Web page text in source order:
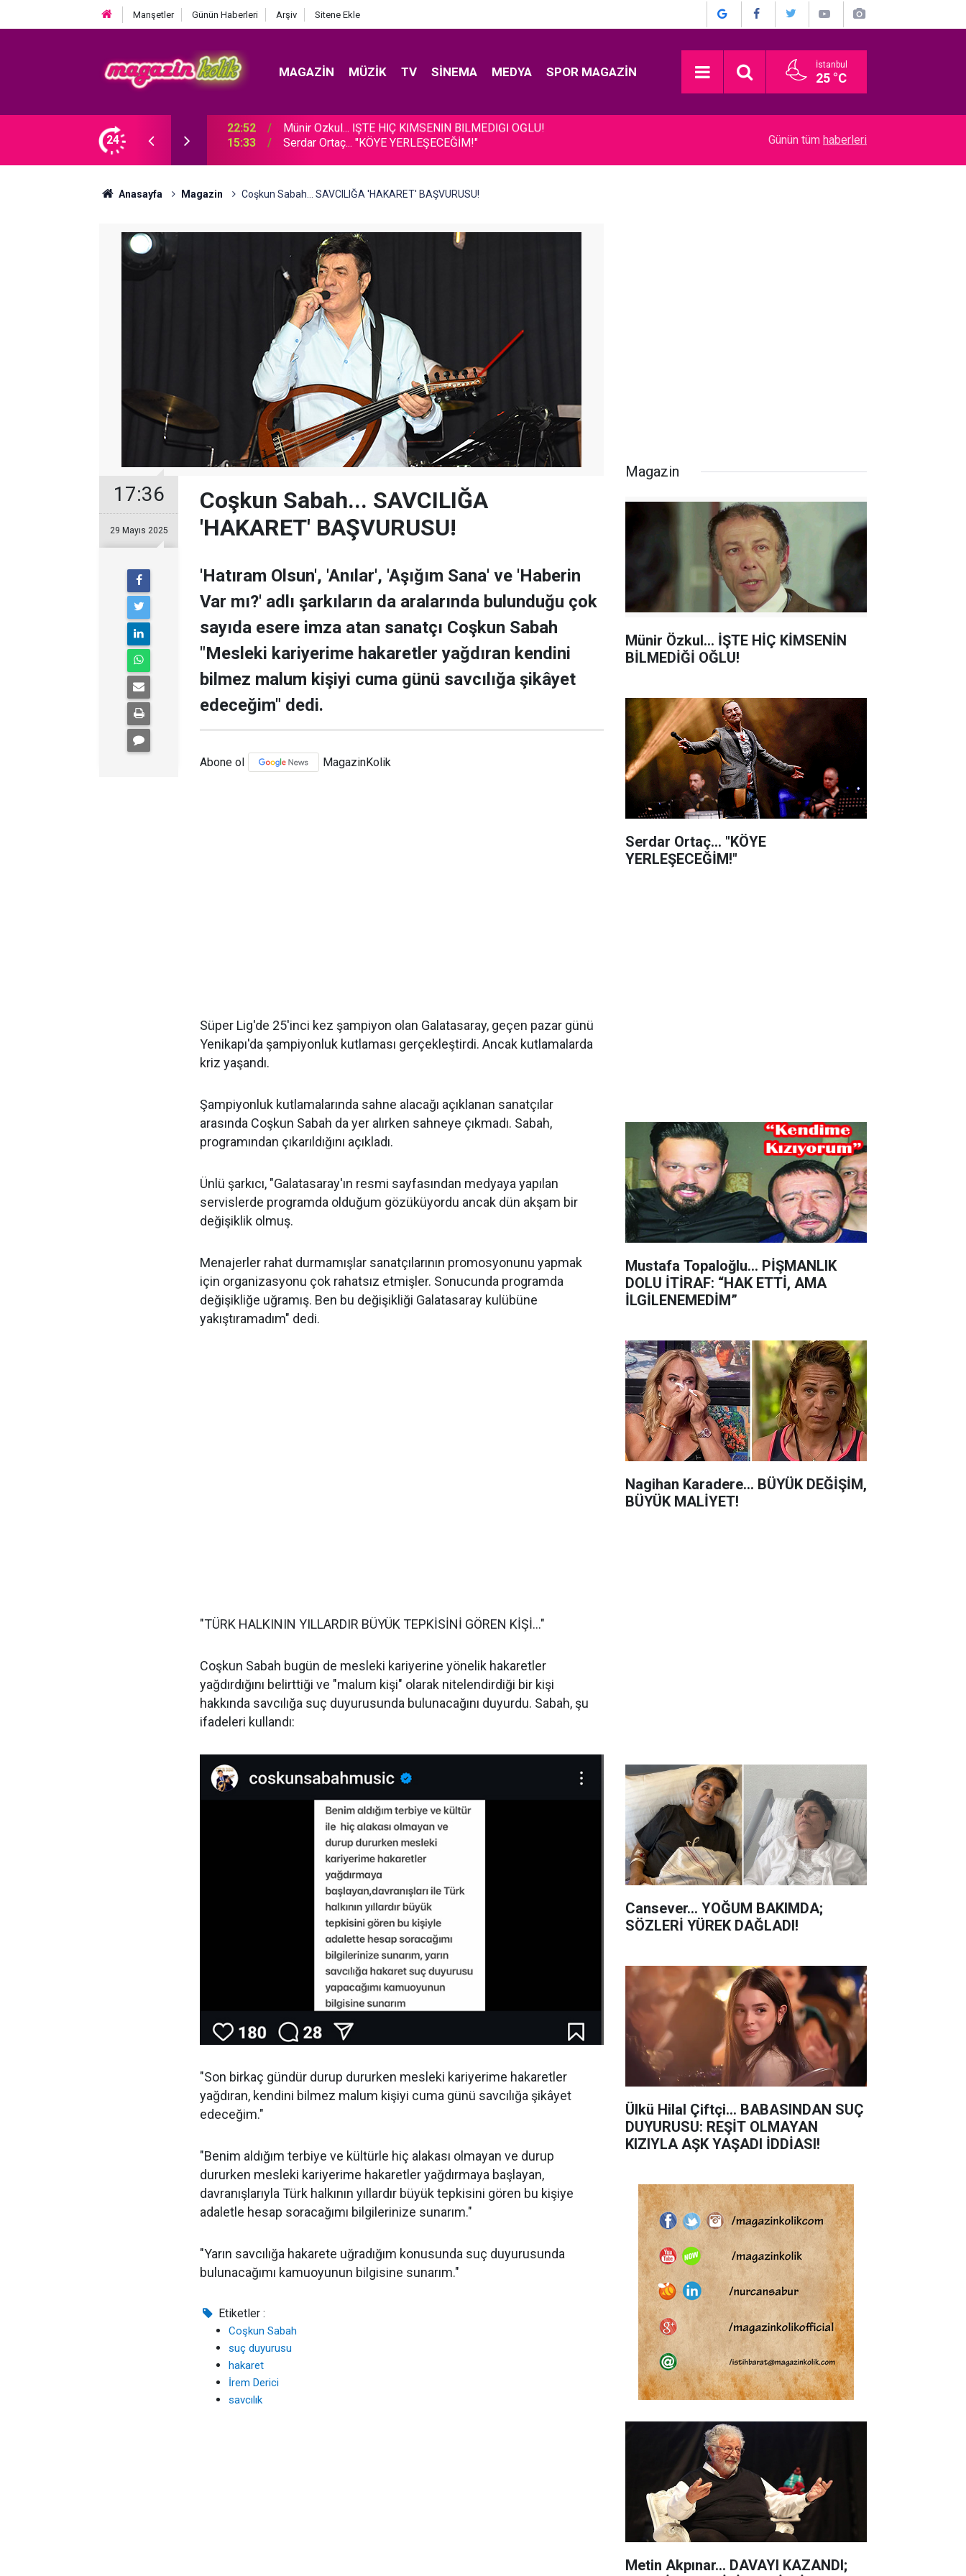
Manşetler Günün Haberleri Arşiv Sitene Ekle
MAGAZIN MÜZIK TV SINEMA MEDYA SPOR MAGAZIN İstanbul
25 °C
24
BİLMEDİĞİ OĞLU! 15:33 Serdar Ortaç... "KÖYE YERLEŞECEĞİM!"
İLGİLENEMEDİM”
Günün tüm haberleri
Anasayfa Magazin Coşkun Sabah... SAVCILIĞA 'HAKARET' BAŞVURUSU!
17:36
29 Mayıs 2025
Coşkun Sabah... SAVCILIĞA
'HAKARET' BAŞVURUSU!
'Hatıram Olsun', 'Anılar', 'Aşığım Sana' ve 'Haberin
Var mı?' adlı şarkıların da aralarında bulunduğu çok
sayıda esere imza atan sanatçı Coşkun Sabah
"Mesleki kariyerime hakaretler yağdıran kendini
bilmez malum kişiyi cuma günü savcılığa şikâyet
edeceğim" dedi.
Abone ol MagazinKolik
Süper Lig'de 25'inci kez şampiyon olan Galatasaray, geçen pazar günü
Yenikapı'da şampiyonluk kutlaması gerçekleştirdi. Ancak kutlamalarda
kriz yaşandı.
Şampiyonluk kutlamalarında sahne alacağı açıklanan sanatçılar
arasında Coşkun Sabah da yer alırken sahneye çıkmadı. Sabah,
programından çıkarıldığını açıkladı.
Ünlü şarkıcı, "Galatasaray'ın resmi sayfasından medyaya yapılan
servislerde programda olduğum gözüküyordu ancak dün akşam bir
değişiklik olmuş.
Menajerler rahat durmamışlar sanatçılarının promosyonunu yapmak
için organizasyonu çok rahatsız etmişler. Sonucunda programda
değişikliğe uğramış. Ben bu değişikliği Galatasaray kulübüne
yakıştıramadım" dedi.
"TÜRK HALKININ YILLARDIR BÜYÜK TEPKİSİNİ GÖREN KİŞİ..."
Coşkun Sabah bugün de mesleki kariyerine yönelik hakaretler
yağdırdığını belirttiği ve "malum kişi" olarak nitelendirdiği bir kişi
hakkında savcılığa suç duyurusunda bulunacağını duyurdu. Sabah, şu
ifadeleri kullandı:
"Son birkaç gündür durup dururken mesleki kariyerime hakaretler
yağdıran, kendini bilmez malum kişiyi cuma günü savcılığa şikâyet
edeceğim."
"Benim aldığım terbiye ve kültürle hiç alakası olmayan ve durup
dururken mesleki kariyerime hakaretler yağdırmaya başlayan,
davranışlarıyla Türk halkının yıllardır büyük tepkisini gören bu kişiye
adaletle hesap soracağımı bilgilerinize sunarım."
"Yarın savcılığa hakarete uğradığım konusunda suç duyurusunda
bulunacağımı kamuoyunun bilgisine sunarım."
Etiketler :
Coşkun Sabah
suç duyurusu
hakaret
İrem Derici
savcılık
Magazin
Münir Özkul... İŞTE HİÇ KİMSENİN
BİLMEDİĞİ OĞLU!
Serdar Ortaç... "KÖYE
YERLEŞECEĞİM!"
Mustafa Topaloğlu… PİŞMANLIK
DOLU İTİRAF: “HAK ETTİ, AMA
İLGİLENEMEDİM”
Nagihan Karadere... BÜYÜK DEĞİŞİM,
BÜYÜK MALİYET!
Cansever... YOĞUM BAKIMDA;
SÖZLERİ YÜREK DAĞLADI!
Ülkü Hilal Çiftçi... BABASINDAN SUÇ
DUYURUSU: REŞİT OLMAYAN
KIZIYLA AŞK YAŞADI İDDİASI!
Metin Akpınar... DAVAYI KAZANDI;